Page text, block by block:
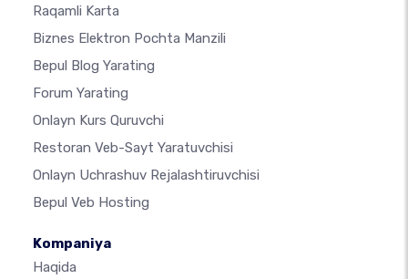
Raqamli Karta
Biznes Elektron Pochta Manzili
Bepul Blog Yarating
Forum Yarating
Onlayn Kurs Quruvchi
Restoran Veb-Sayt Yaratuvchisi
Onlayn Uchrashuv Rejalashtiruvchisi
Bepul Veb Hosting
Kompaniya
Haqida